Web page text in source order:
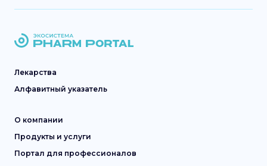
Лекарства
Алфавитный указатель
О компании
Продукты и услуги
Портал для профессионалов